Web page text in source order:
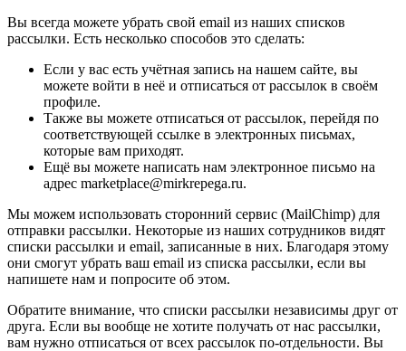
Вы всегда можете убрать свой email из наших списков
рассылки. Есть несколько способов это сделать:
Если у вас есть учётная запись на нашем сайте, вы
можете войти в неё и отписаться от рассылок в своём
профиле.
Также вы можете отписаться от рассылок, перейдя по
соответствующей ссылке в электронных письмах,
которые вам приходят.
Ещё вы можете написать нам электронное письмо на
адрес marketplace@mirkrepega.ru.
Мы можем использовать сторонний сервис (MailChimp) для
отправки рассылки. Некоторые из наших сотрудников видят
списки рассылки и email, записанные в них. Благодаря этому
они смогут убрать ваш email из списка рассылки, если вы
напишете нам и попросите об этом.
Обратите внимание, что списки рассылки независимы друг от
друга. Если вы вообще не хотите получать от нас рассылки,
вам нужно отписаться от всех рассылок по-отдельности. Вы